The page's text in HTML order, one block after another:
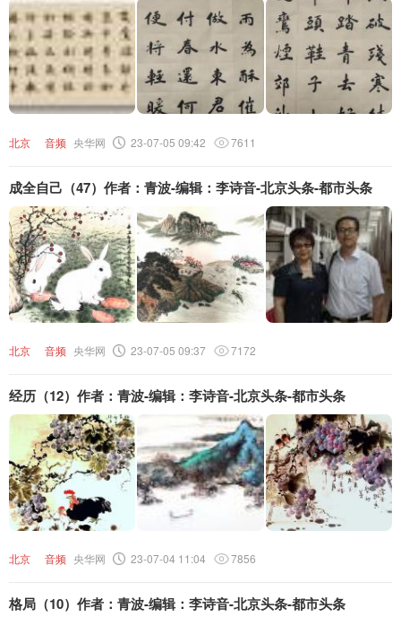
北京 音频 央华网 23-07-05 09:42 7611
成全自己（47）作者：青波-编辑：李诗音-北京头条-都市头条
北京 音频 央华网 23-07-05 09:37 7172
经历（12）作者：青波-编辑：李诗音-北京头条-都市头条
北京 音频 央华网 23-07-04 11:04 7856
格局（10）作者：青波-编辑：李诗音-北京头条-都市头条